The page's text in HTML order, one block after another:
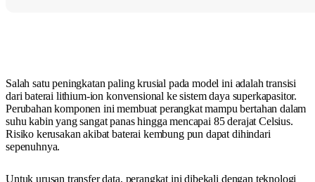
Salah satu peningkatan paling krusial pada model ini adalah transisi
dari baterai lithium-ion konvensional ke sistem daya superkapasitor.
Perubahan komponen ini membuat perangkat mampu bertahan dalam
suhu kabin yang sangat panas hingga mencapai 85 derajat Celsius.
Risiko kerusakan akibat baterai kembung pun dapat dihindari
sepenuhnya.
Untuk urusan transfer data, perangkat ini dibekali dengan teknologi